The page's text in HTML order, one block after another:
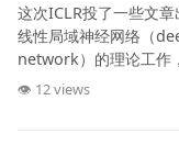
这次ICLR投了一些文
线性局域神经网络（
network）的理论工作
👁 12 views